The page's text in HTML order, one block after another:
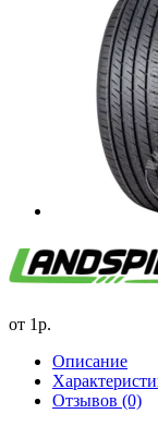
от 1р.
Описание
Отзывов (0)